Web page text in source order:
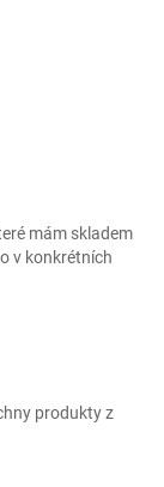
mám skladem
v konkrétních
produkty z